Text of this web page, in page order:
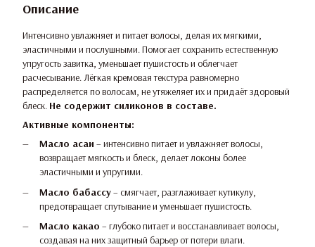
Описание
Интенсивно увлажняет и питает волосы, делая их мягкими,
эластичными и послушными. Помогает сохранить естественную
упругость завитка, уменьшает пушистость и облегчает
расчесывание. Лёгкая кремовая текстура равномерно
распределяется по волосам, не утяжеляет их и придаёт здоровый
блеск. Не содержит силиконов в составе.
Активные компоненты:
Масло асаи – интенсивно питает и увлажняет волосы,
возвращает мягкость и блеск, делает локоны более
эластичными и упругими.
Масло бабассу– смягчает, разглаживает кутикулу,
предотвращает спутывание и уменьшает пушистость.
Масло какао – глубоко питает и восстанавливает волосы,
создавая на них защитный барьер от потери влаги.